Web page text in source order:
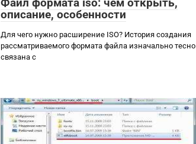
описание, особенности
Для чего нужно расширение ISO? История создания
рассматриваемого формата файла изначально тесно
связана с